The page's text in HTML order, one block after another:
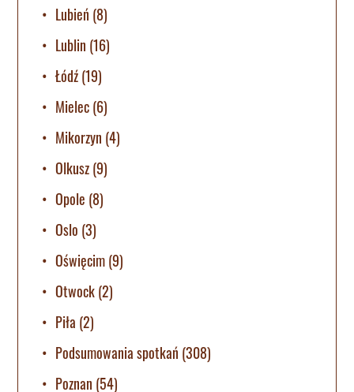
Lubień (8)
Lublin (16)
Łódź(19)
Mielec(6)
Mikorzyn (4)
Olkusz(9)
Opole (8)
Oslo (3)
Oświęcim(9)
Otwock(2)
Piła (2)
Podsumowania spotkań (308)
Poznan (54)